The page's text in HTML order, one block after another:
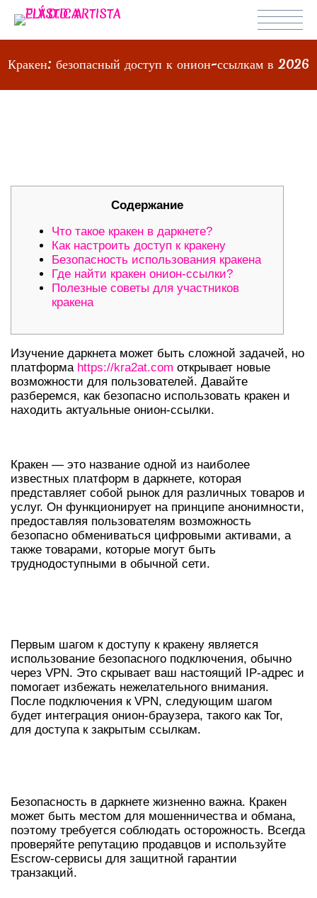
Кракен: безопасный доступ к онион-ссылкам в 2026
Содержание
Что такое кракен в даркнете?
Как настроить доступ к кракену
Безопасность использования кракена
Где найти кракен онион-ссылки?
Полезные советы для участников
кракена
Изучение даркнета может быть сложной задачей, но
платформа https://kra2at.com открывает новые
возможности для пользователей. Давайте
разберемся, как безопасно использовать кракен и
находить актуальные онион-ссылки.
Кракен — это название одной из наиболее
известных платформ в даркнете, которая
представляет собой рынок для различных товаров и
услуг. Он функционирует на принципе анонимности,
предоставляя пользователям возможность
безопасно обмениваться цифровыми активами, а
также товарами, которые могут быть
труднодоступными в обычной сети.
Первым шагом к доступу к кракену является
использование безопасного подключения, обычно
через VPN. Это скрывает ваш настоящий IP-адрес и
помогает избежать нежелательного внимания.
После подключения к VPN, следующим шагом
будет интеграция онион-браузера, такого как Tor,
для доступа к закрытым ссылкам.
Безопасность в даркнете жизненно важна. Кракен
может быть местом для мошенничества и обмана,
поэтому требуется соблюдать осторожность. Всегда
проверяйте репутацию продавцов и используйте
Escrow-сервисы для защитной гарантии
транзакций.